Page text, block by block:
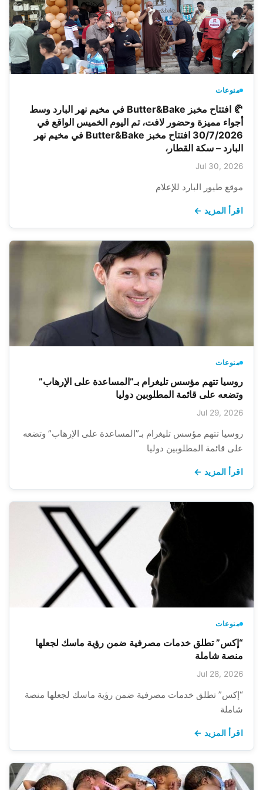
منوعات
🥐 افتتاح مخبز Butter&Bake في مخيم نهر البارد وسط
أجواء مميزة وحضور لافت، تم اليوم الخميس الواقع في
30/7/2026 افتتاح مخبز Butter&Bake في مخيم نهر
البارد – سكة القطار،
Jul 30, 2026
موقع طيور البارد للإعلام
اقرأ المزيد ←
منوعات
روسيا تتهم مؤسس تليغرام بـ”المساعدة على الإرهاب”
وتضعه على قائمة المطلوبين دوليا
Jul 29, 2026
روسيا تتهم مؤسس تليغرام بـ”المساعدة على الإرهاب” وتضعه
على قائمة المطلوبين دوليا
اقرأ المزيد ←
منوعات
“إكس” تطلق خدمات مصرفية ضمن رؤية ماسك لجعلها
منصة شاملة
Jul 28, 2026
“إكس” تطلق خدمات مصرفية ضمن رؤية ماسك لجعلها منصة
شاملة
اقرأ المزيد ←